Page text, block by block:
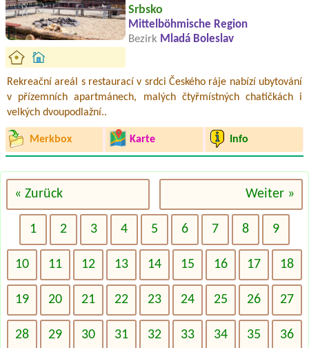
Srbsko
Mittelböhmische Region
Bezirk Mladá Boleslav
Rekreační areál s restaurací v srdci Českého ráje nabízí ubytování
v přízemních apartmánech, malých čtyřmístných chatičkách i
velkých dvoupodlažní..
Merkbox Karte Info
« Zurück Weiter »
1 2 3 4 5 6 7 8 9
10 11 12 13 14 15 16 17 18
19 20 21 22 23 24 25 26 27
28 29 30 31 32 33 34 35 36